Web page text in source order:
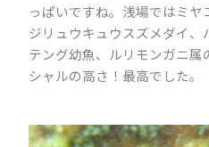
っぱいですね。浅場ではミ
ジリュウキュウスズメダイ、
テング幼魚、ルリモンガニ
シャルの高さ！最高でした。